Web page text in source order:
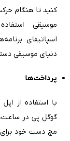
کنید تا هنگام
موسیقی
اسپاتیفای
دنیای موسیقی
پرداخت‌ها
با استفاده از
مچ دست خود برای